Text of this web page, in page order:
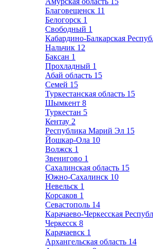
Благовещенск 11
Белогорск 1
Свободный 1
Кабардино-Балкарская
Нальчик 12
Баксан 1
Прохладный 1
Абай область 15
Семей 15
Туркестанская область 15
Шымкент 8
Туркестан 5
Кентау 2
Республика Марий Эл 15
Йошкар-Ола 10
Волжск 1
Звенигово 1
Сахалинская область 15
Южно-Сахалинск 10
Невельск 1
Корсаков 1
Севастополь 14
Карачаево-Черкесская
Черкесск 8
Карачаевск 1
Архангельская область 14